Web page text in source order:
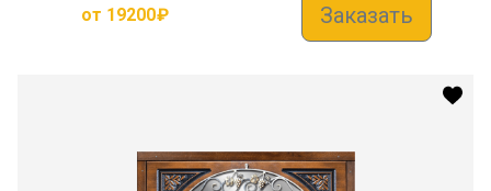
от 19200₽ Заказать